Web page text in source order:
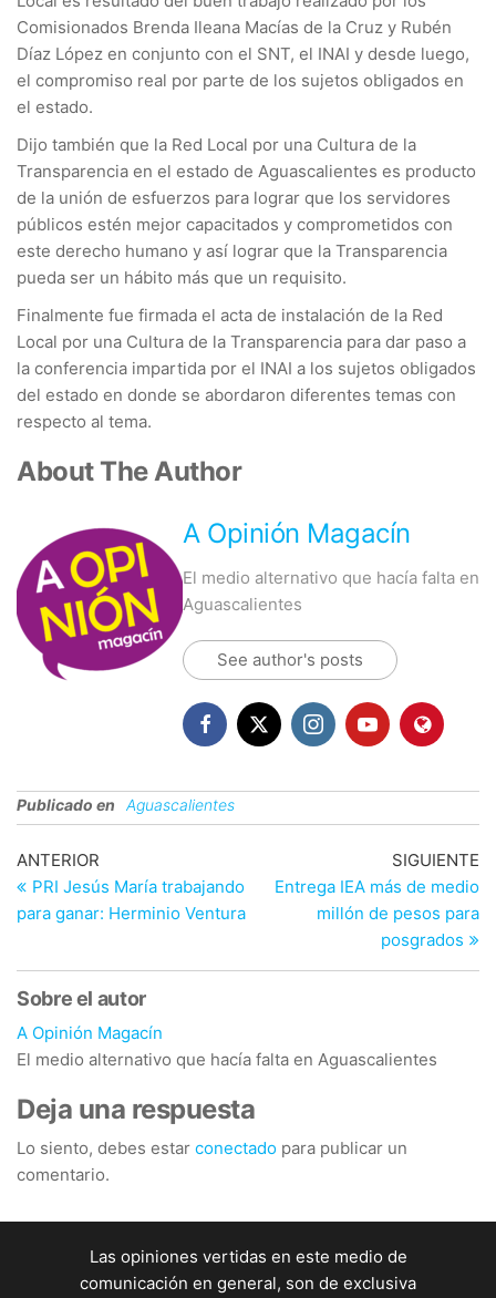
Comisionados Brenda Ileana Macías de la Cruz y Rubén
Díaz López en conjunto con el SNT, el INAI y desde luego,
el compromiso real por parte de los sujetos obligados en
el estado.
Dijo también que la Red Local por una Cultura de la
Transparencia en el estado de Aguascalientes es producto
de la unión de esfuerzos para lograr que los servidores
públicos estén mejor capacitados y comprometidos con
este derecho humano y así lograr que la Transparencia
pueda ser un hábito más que un requisito.
Finalmente fue firmada el acta de instalación de la Red
Local por una Cultura de la Transparencia para dar paso a
la conferencia impartida por el INAI a los sujetos obligados
del estado en donde se abordaron diferentes temas con
respecto al tema.
About The Author
A Opinión Magacín
El medio alternativo que hacía falta en
Aguascalientes
See author's posts
Publicado en Aguascalientes
Navegación
de
entradas
Entrada
anterior
ANTERIOR
PRI Jesús María trabajando
para ganar: Herminio Ventura
SIGUIENTE
Entrega IEA más de medio
millón de pesos para
posgrados
Sobre el autor
A Opinión Magacín
El medio alternativo que hacía falta en Aguascalientes
Deja una respuesta
Lo siento, debes estar conectado para publicar un
comentario.
Las opiniones vertidas en este medio de
comunicación en general, son de exclusiva